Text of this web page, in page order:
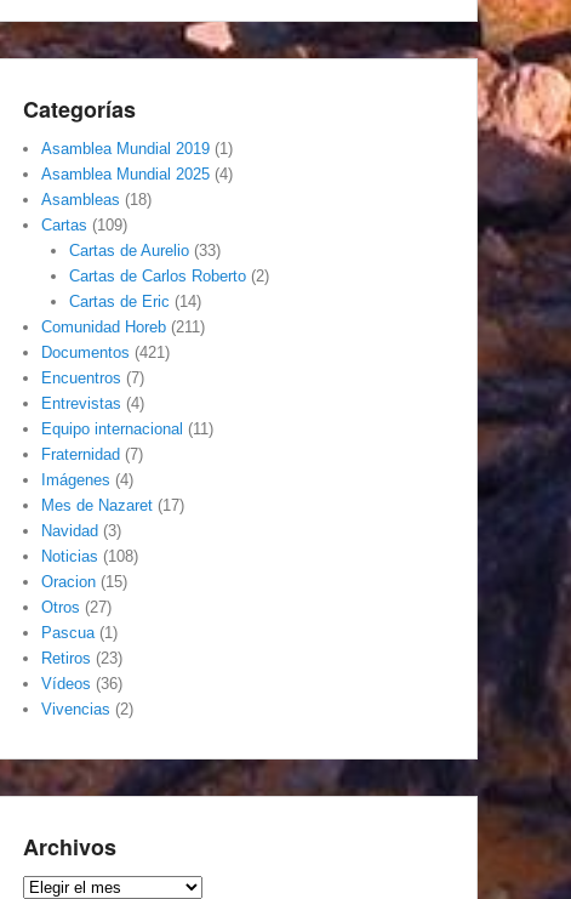
Categorías
Asamblea Mundial 2019 (1)
Asamblea Mundial 2025 (4)
Asambleas (18)
Cartas (109)
Cartas de Aurelio(33)
Cartas de Carlos Roberto(2)
Cartas de Eric (14)
Comunidad Horeb (211)
Documentos (421)
Encuentros (7)
Entrevistas (4)
Equipo internacional (11)
Fraternidad (7)
Imágenes (4)
Mes de Nazaret (17)
Navidad (3)
Noticias (108)
Oracion (15)
Otros (27)
Pascua(1)
Retiros (23)
Vídeos (36)
Vivencias (2)
Archivos
Archivos